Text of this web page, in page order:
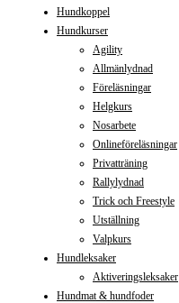
Hundkoppel
Hundkurser
Agility
Allmänlydnad
Föreläsningar
Helgkurs
Nosarbete
Onlineföreläsningar
Privatträning
Rallylydnad
Trick och Freestyle
Utställning
Valpkurs
Hundleksaker
Aktiveringsleksaker
Hundmat & hundfoder